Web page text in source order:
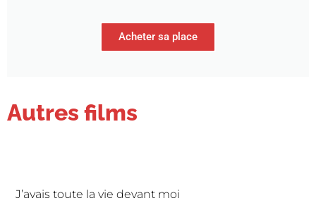
Acheter sa place
Autres films
J’avais toute la vie devant moi